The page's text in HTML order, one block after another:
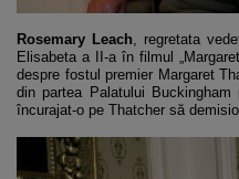
Rosemary Leach, regretata
Elisabeta a II-a în filmul
despre fostul premier Margaret
din partea Palatului
încurajat-o pe Thatcher să